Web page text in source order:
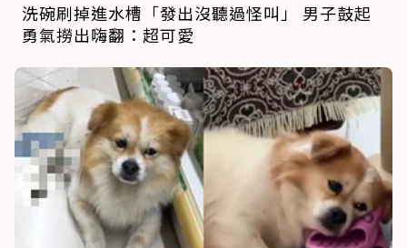
洗碗刷掉進水槽「發出沒聽過怪叫」 男子鼓起
勇氣撈出嗨翻：超可愛